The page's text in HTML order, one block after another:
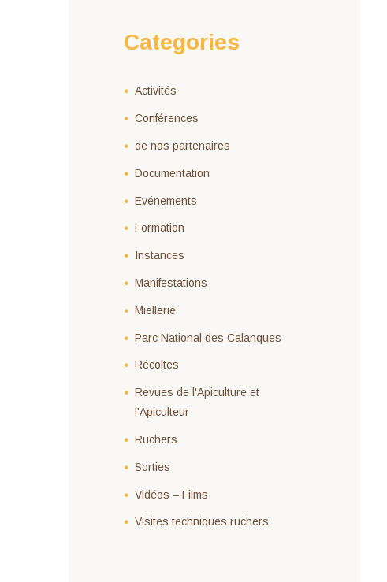
Categories
Activités
Conférences
de nos partenaires
Documentation
Evénements
Formation
Instances
Manifestations
Miellerie
Parc National des Calanques
Récoltes
Revues de l'Apiculture et
l'Apiculteur
Ruchers
Sorties
Vidéos – Films
Visites techniques ruchers